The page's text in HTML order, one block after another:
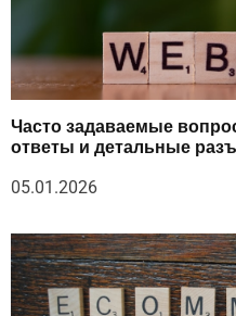
Часто задаваемые
ответы и детальные
05.01.2026